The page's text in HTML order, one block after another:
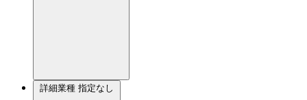
詳細業種 指定なし